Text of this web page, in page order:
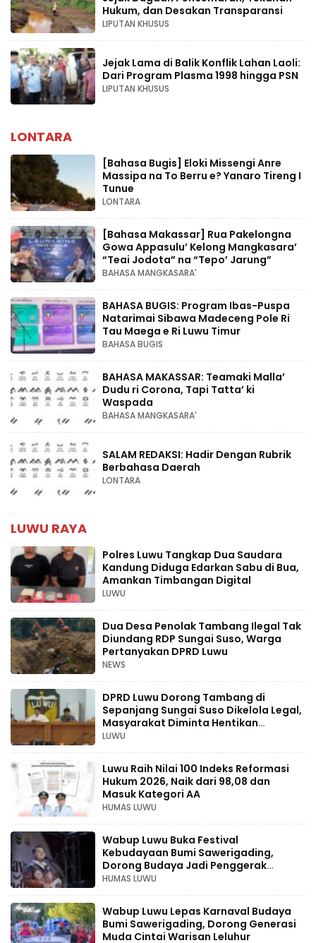
Hukum, dan Desakan Transparansi
LIPUTAN KHUSUS
Jejak Lama di Balik Konflik Lahan Laoli:
Dari Program Plasma 1998 hingga PSN
LIPUTAN KHUSUS
LONTARA
[Bahasa Bugis] ‎Eloki Missengi Anre
Massipa na To Berru e? Yanaro Tireng I
Tunue
LONTARA
[Bahasa Makassar] Rua Pakelongna
Gowa Appasulu’ Kelong Mangkasara’
“Teai Jodota” na “Tepo’ Jarung”
BAHASA MANGKASARA'
BAHASA BUGIS: Program Ibas-Puspa
Natarimai Sibawa Madeceng Pole Ri
Tau Maega e Ri Luwu Timur
BAHASA BUGIS
BAHASA MAKASSAR: Teamaki Malla’
Dudu ri Corona, Tapi Tatta’ ki
Waspada
BAHASA MANGKASARA'
SALAM REDAKSI: Hadir Dengan Rubrik
Berbahasa Daerah
LONTARA
LUWU RAYA
Polres Luwu Tangkap Dua Saudara
Kandung Diduga Edarkan Sabu di Bua,
Amankan Timbangan Digital
LUWU
Dua Desa Penolak Tambang Ilegal Tak
Diundang RDP Sungai Suso, Warga
Pertanyakan DPRD Luwu
NEWS
DPRD Luwu Dorong Tambang di
Sepanjang Sungai Suso Dikelola Legal,
Masyarakat Diminta Hentikan
Aktivitas Ilegal
LUWU
Luwu Raih Nilai 100 Indeks Reformasi
Hukum 2026, Naik dari 98,08 dan
Masuk Kategori AA
HUMAS LUWU
Wabup Luwu Buka Festival
Kebudayaan Bumi Sawerigading,
Dorong Budaya Jadi Penggerak
Ekonomi Kreatif
HUMAS LUWU
Wabup Luwu Lepas Karnaval Budaya
Bumi Sawerigading, Dorong Generasi
Muda Cintai Warisan Leluhur